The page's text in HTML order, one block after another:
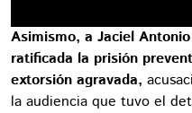
Asimismo, a Jaciel
ratificada la prisión
extorsión agravada,
la audiencia que tuvo el